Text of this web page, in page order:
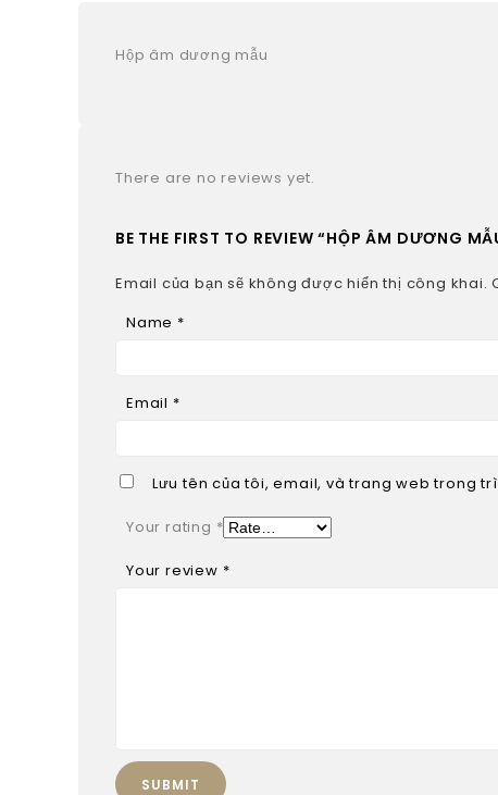
Hộp âm dương mẫu
There are no reviews yet.
BE THE FIRST TO REVIEW “HỘP ÂM DƯƠNG
Email của bạn sẽ không được hiển thị công khai.
Name *
Email *
Lưu tên của tôi, email, và trang web trong
Your rating *
Your review *